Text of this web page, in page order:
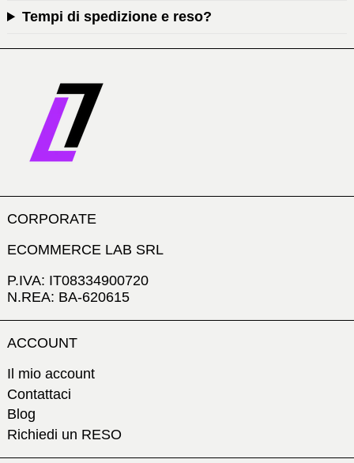
Tempi di spedizione e reso?
CORPORATE
ECOMMERCE LAB SRL
P.IVA: IT08334900720
N.REA: BA-620615
ACCOUNT
Il mio account
Contattaci
Blog
Richiedi un RESO